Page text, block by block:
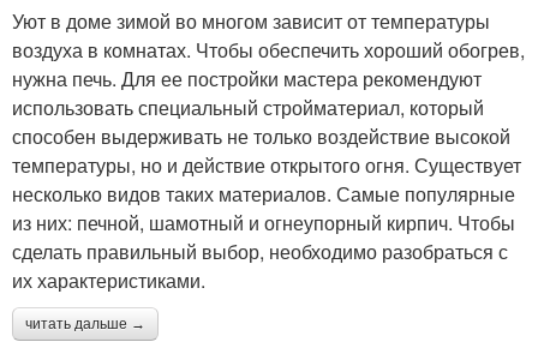
Уют в доме зимой во многом зависит от температуры
воздуха в комнатах. Чтобы обеспечить хороший обогрев,
нужна печь. Для ее постройки мастера рекомендуют
использовать специальный стройматериал, который
способен выдерживать не только воздействие высокой
температуры, но и действие открытого огня. Существует
несколько видов таких материалов. Самые популярные
из них: печной, шамотный и огнеупорный кирпич. Чтобы
сделать правильный выбор, необходимо разобраться с
их характеристиками.
читать дальше →